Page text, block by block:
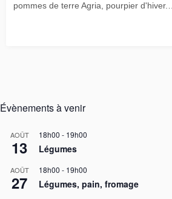
pommes de terre Agria, pourpier d'hiver.…
Évènements à venir
AOÛT
13
18h00 - 19h00
Légumes
AOÛT
27
18h00 - 19h00
Légumes, pain, fromage